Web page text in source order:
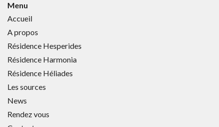
Menu
Accueil
A propos
Résidence Hesperides
Résidence Harmonia
Résidence Héliades
Les sources
News
Rendez vous